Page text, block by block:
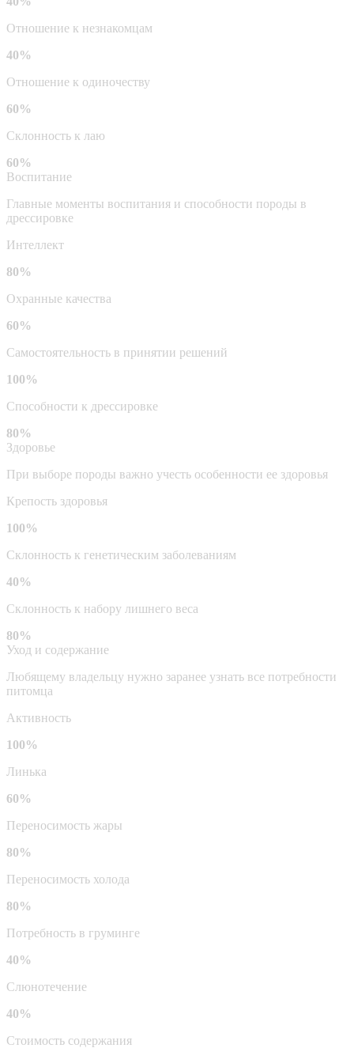
Отношение к незнакомцам
40%
Отношение к одиночеству
60%
Склонность к лаю
60%
Воспитание
Главные моменты воспитания и способности породы в
дрессировке
Интеллект
80%
Охранные качества
60%
Самостоятельность в принятии решений
100%
Способности к дрессировке
80%
Здоровье
При выборе породы важно учесть особенности ее здоровья
Крепость здоровья
100%
Склонность к генетическим заболеваниям
40%
Склонность к набору лишнего веса
80%
Уход и содержание
Любящему владельцу нужно заранее узнать все потребности
питомца
Активность
100%
Линька
60%
Переносимость жары
80%
Переносимость холода
80%
Потребность в груминге
40%
Слюнотечение
40%
Стоимость содержания